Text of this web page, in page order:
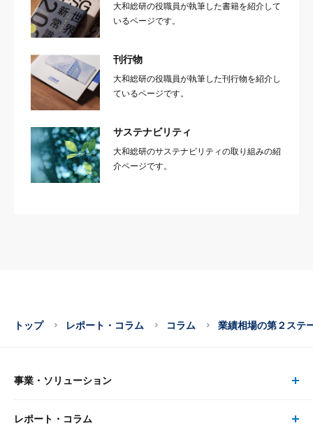
大和総研の役職員が執筆した書籍を紹介して
いるページです。
刊行物
大和総研の役職員が執筆した刊行物を紹介し
ているページです。
サステナビリティ
大和総研のサステナビリティの取り組みの紹
介ページです。
トップ レポート・コラム コラム 業績相場の第２ステ
事業・ソリューション
事業・ソリューション トップ
レポート・コラム